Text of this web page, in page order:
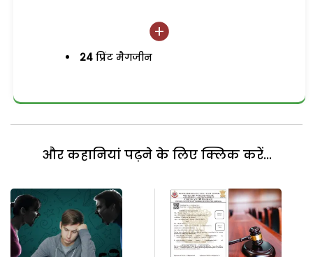
24 प्रिंट मैगजीन
और कहानियां पढ़ने के लिए क्लिक करें...